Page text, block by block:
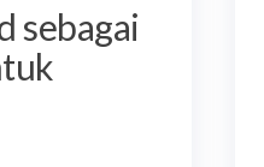
sebagai